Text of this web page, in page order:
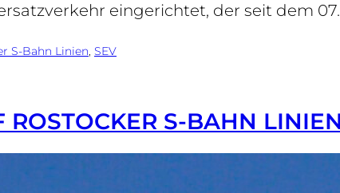
eingerichtet, der seit dem
S-Bahn Linien, SEV
S-BAHN LINIEN